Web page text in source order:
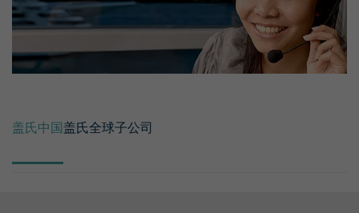
盖氏中国盖氏全球子公司